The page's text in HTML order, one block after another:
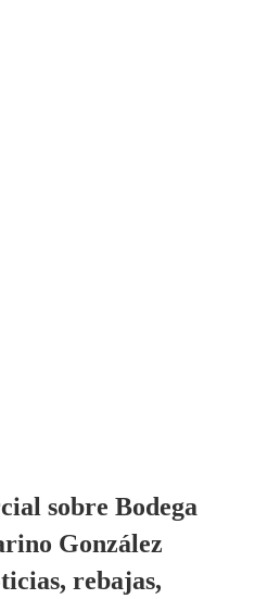
sobre Bodega
González
rebajas,